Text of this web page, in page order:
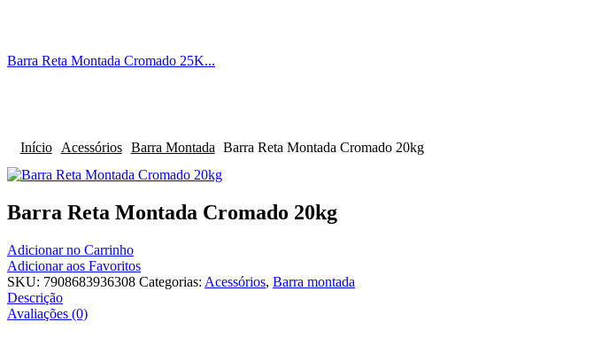
Barra Reta Montada Cromado 25K...
Início Acessórios Barra Montada Barra Reta Montada Cromado 20kg
Barra Reta Montada Cromado 20kg
Adicionar no Carrinho
Adicionar aos Favoritos
SKU: 7908683936308 Categorias: Acessórios, Barra montada
Descrição
Avaliações (0)